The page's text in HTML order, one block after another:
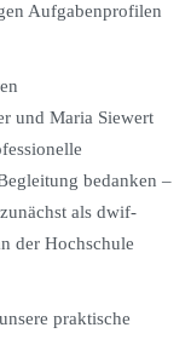
Aufgabenprofilen
und Maria Siewert
bedanken –
als dwif-
der Hochschule
praktische